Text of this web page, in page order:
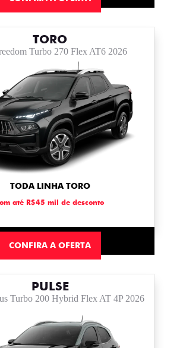
TORO
Turbo 270 Flex AT6 2026
TODA LINHA TORO
até R$45 mil de desconto
CONFIRA A OFERTA
PULSE
Turbo 200 Hybrid Flex AT 4P 2026